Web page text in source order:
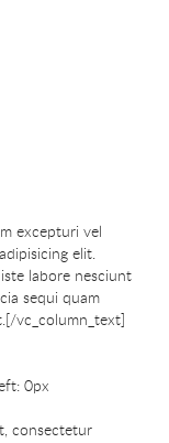
excepturi vel
elit.
labore nesciunt
sequi quam
vc_column_text]
0px
consectetur